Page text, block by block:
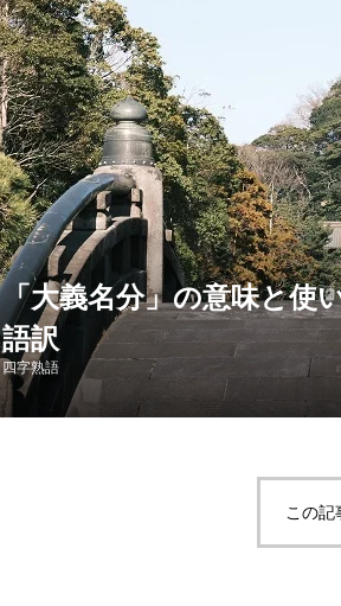
「大義名分」の意味と使
語訳
四字熟語
この記